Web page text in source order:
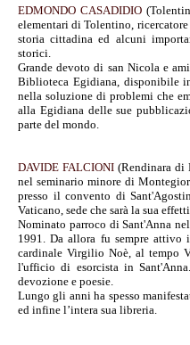
EDMONDO CASADIDIO
elementari di Tolentino,
storia cittadina ed alcuni
storici.
Grande devoto di san Nicola e
Biblioteca Egidiana, disponibile
nella soluzione di problemi che
alla Egidiana delle sue
parte del mondo.
DAVIDE FALCIONI (Rendinara di
nel seminario minore di
presso il convento di
Vaticano, sede che sarà la sua
Nominato parroco di Sant'Anna
1991. Da allora fu sempre attivo
cardinale Virgilio Noè, al tempo
l'ufficio di esorcista in
devozione e poesie.
Lungo gli anni ha spesso
ed infine l’intera sua libreria.